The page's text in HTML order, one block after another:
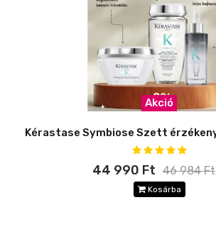
Akció
44 990 Ft 46 984 Ft
Kosárba